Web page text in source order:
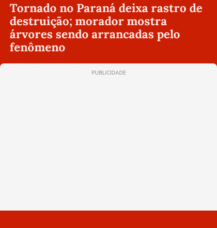
Tornado no Paraná deixa rastro de
destruição; morador mostra
árvores sendo arrancadas pelo
fenômeno
PUBLICIDADE